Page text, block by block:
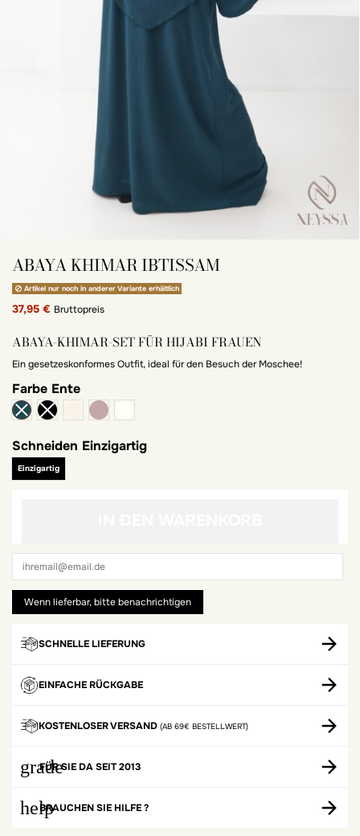
ABAYA KHIMAR IBTISSAM
Artikel nur noch in anderer Variante erhältlich
37,95 € Bruttopreis
ABAYA-KHIMAR-SET FÜR HIJABI FRAUEN
Ein gesetzeskonformes Outfit, ideal für den Besuch der Moschee!
Farbe Ente
BeigeMaulwurf
Schneiden Einzigartig
Einzigartig
SCHNELLE LIEFERUNG
EINFACHE RÜCKGABE
KOSTENLOSER VERSAND (AB 69€ BESTELLWERT)
grade
FÜR SIE DA SEIT 2013
helpBRAUCHEN SIE HILFE ?